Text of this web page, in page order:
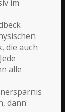
im
die auch
alle
dann